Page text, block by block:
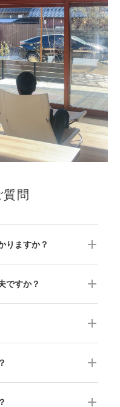
質問
りますか？
ですか？